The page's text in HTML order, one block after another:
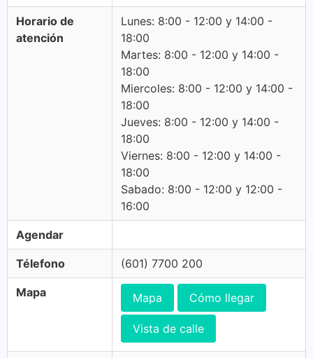
Horario de
atención
Lunes: 8:00 - 12:00 y 14:00 -
18:00
Martes: 8:00 - 12:00 y 14:00 -
18:00
Miercoles: 8:00 - 12:00 y 14:00 -
18:00
Jueves: 8:00 - 12:00 y 14:00 -
18:00
Viernes: 8:00 - 12:00 y 14:00 -
18:00
Sabado: 8:00 - 12:00 y 12:00 -
16:00
Agendar
Télefono (601) 7700 200
Mapa Mapa Cómo llegar
Vista de calle